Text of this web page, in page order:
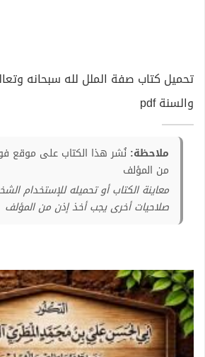
تحميل كتاب صفة الملل لله سبحانه
والسنة pdf
ملاحظة: نُشر هذا الكتاب على موقع
من المؤلف
معاينة الكتاب أو تحميله للإستخدام
صلاحيات أخرى يجب أخذ إذن من المؤلف